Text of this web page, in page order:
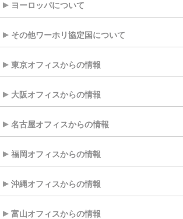
ヨーロッパについて
その他ワーホリ協定国について
東京オフィスからの情報
大阪オフィスからの情報
名古屋オフィスからの情報
福岡オフィスからの情報
沖縄オフィスからの情報
富山オフィスからの情報